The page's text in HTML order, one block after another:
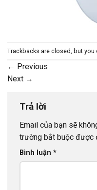
Trackbacks are closed, but you
← Previous
Next →
Trả lời
Email của bạn sẽ
trường bắt buộc được
Bình luận *